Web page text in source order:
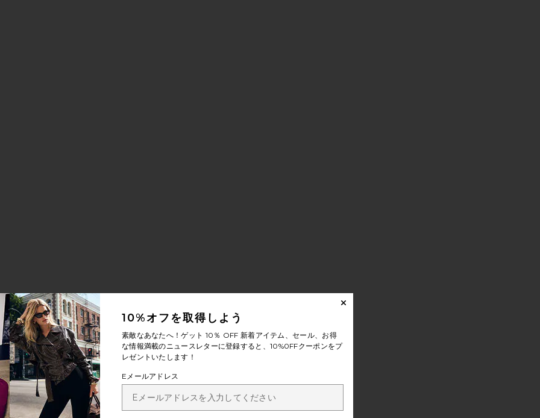
10%オフを取得しよう
素敵なあなたへ！ゲット 10％ OFF 新着アイテム、セール、お得
な情報満載のニュースレターに登録すると、10%0FFクーポンをプ
レゼントいたします！
Eメールアドレス